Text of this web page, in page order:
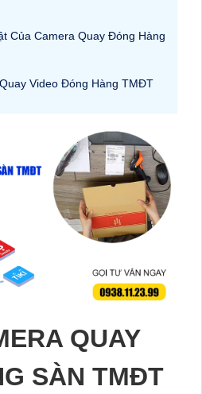
Của Camera Quay Đóng Hàng
Video Đóng Hàng TMĐT
QUAY
SÀN TMĐT